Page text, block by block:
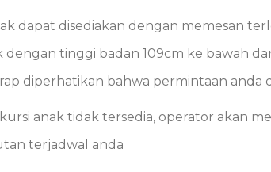
dapat disediakan dengan memesan
dengan tinggi badan 109cm ke bawah
diperhatikan bahwa permintaan anda
anak tidak tersedia, operator akan
terjadwal anda